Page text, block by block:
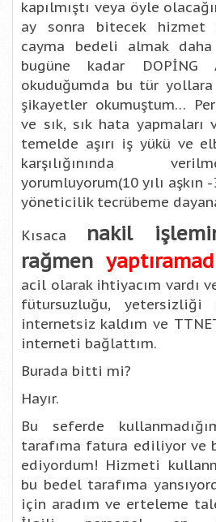
kapılmıştı veya öyle
ay sonra bitecek hizmet
cayma bedeli almak
bugüne kadar DOPİNG
okuduğumda bu tür
şikayetler okumuştum…
ve sık, sık hata yapmaları
temelde aşırı iş yükü ve
karşılığınında
yorumluyorum(10 yılı aşkın
yöneticilik tecrübeme
Kısaca nakil
rağmen
acil olarak ihtiyacım vardı
fütursuzluğu,
internetsiz kaldım ve
interneti bağlattım.
Burada bitti mi?
Hayır.
Bu seferde
tarafıma fatura ediliyor ve
ediyordum! Hizmeti
bu bedel tarafıma
için aradım ve erteleme